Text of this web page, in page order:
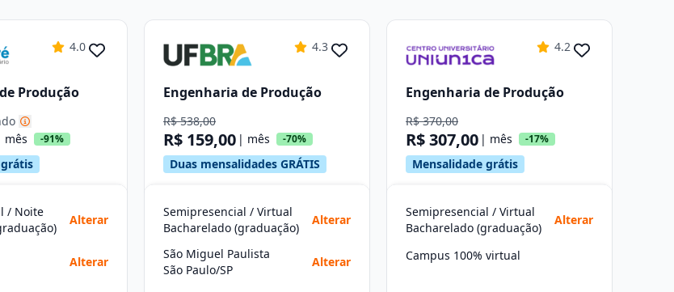
4.0
Produção
mês -91%
/ Noite
Alterar
Alterar
4.3
Engenharia de Produção
R$ 538,00
R$ 159,00 | mês -70%
Duas mensalidades GRÁTIS
Semipresencial / Virtual
Bacharelado (graduação)
Alterar
São Miguel Paulista
São Paulo/SP
Alterar
4.2
Engenharia de Produção
R$ 370,00
R$ 307,00 | mês -17%
Mensalidade grátis
Semipresencial / Virtual
Bacharelado (graduação)
Alterar
Campus 100% virtual